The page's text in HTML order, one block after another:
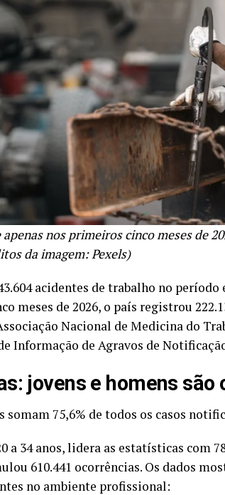
nos primeiros cinco meses de
da imagem: Pexels)
acidentes de trabalho no período
meses de 2026, o país registrou
Nacional de Medicina do
Informação de Agravos de
jovens e homens são
somam 75,6% de todos os casos
a 34 anos, lidera as estatísticas com
610.441 ocorrências. Os dados
no ambiente profissional: